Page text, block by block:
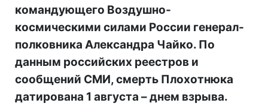
командующего Воздушно-
космическими силами России генерал-
полковника Александра Чайко. По
данным российских реестров и
сообщений СМИ, смерть Плохотнюка
датирована 1 августа – днем взрыва.